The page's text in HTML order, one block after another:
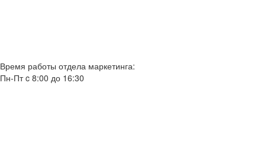
Время работы отдела маркетинга:
Пн-Пт c 8:00 до 16:30